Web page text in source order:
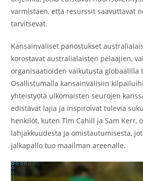
varmistaen, että resurssit saavuttavat
tarvitsevat.
Kansainväliset panostukset
korostavat australialaisten pelaajien,
organisaatioiden vaikutusta globaalilla
Osallistumalla kansainvälisiin
yhteistyötä ulkomaisten seurojen
edistävät lajia ja inspiroivat tulevia
henkilöt, kuten Tim Cahill ja Sam Kerr,
lahjakkuudesta ja omistautumisesta,
jalkapallo tuo maailman areenalle.